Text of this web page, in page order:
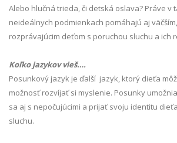
Alebo hlučná trieda, či detská oslava? Práve v
neideálnych podmienkach pomáhajú aj
rozprávajúcim deťom s poruchou sluchu a ich
Koľko jazykov vieš….
Posunkový jazyk je ďalší jazyk, ktorý dieťa
možnosť rozvíjať si myslenie. Posunky
sa aj s nepočujúcimi a prijať svoju identitu
sluchu.